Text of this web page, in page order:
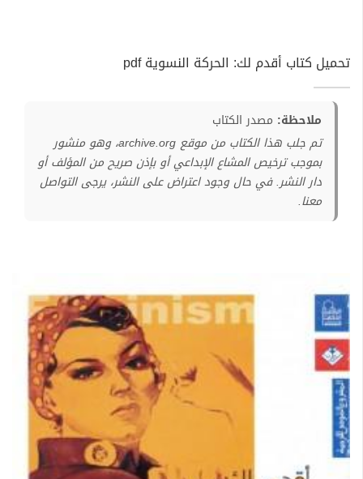
تحميل كتاب أقدم لك: الحركة النسوية pdf
ملاحظة: مصدر الكتاب
تم جلب هذا الكتاب من موقع archive.org، وهو منشور
بموجب ترخيص المشاع الإبداعي أو بإذن صريح من المؤلف أو
دار النشر. في حال وجود اعتراض على النشر، يرجى التواصل
معنا.